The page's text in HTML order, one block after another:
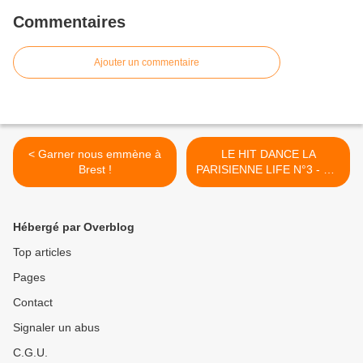
Commentaires
Ajouter un commentaire
< Garner nous emmène à
Brest !
LE HIT DANCE LA
PARISIENNE LIFE N°3 - 1er
Avril 2016 >
Hébergé par Overblog
Top articles
Pages
Contact
Signaler un abus
C.G.U.